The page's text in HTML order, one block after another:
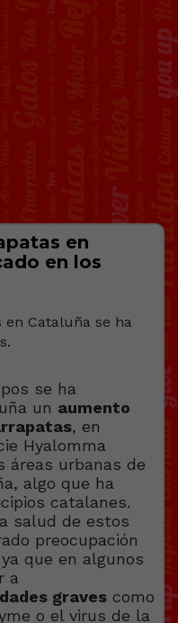
en
en los
se ha
un aumento
, en
Hyalomma
áreas urbanas de
algo que ha
catalanes.
salud de estos
preocupación
que en algunos
a
graves como
o el virus de la